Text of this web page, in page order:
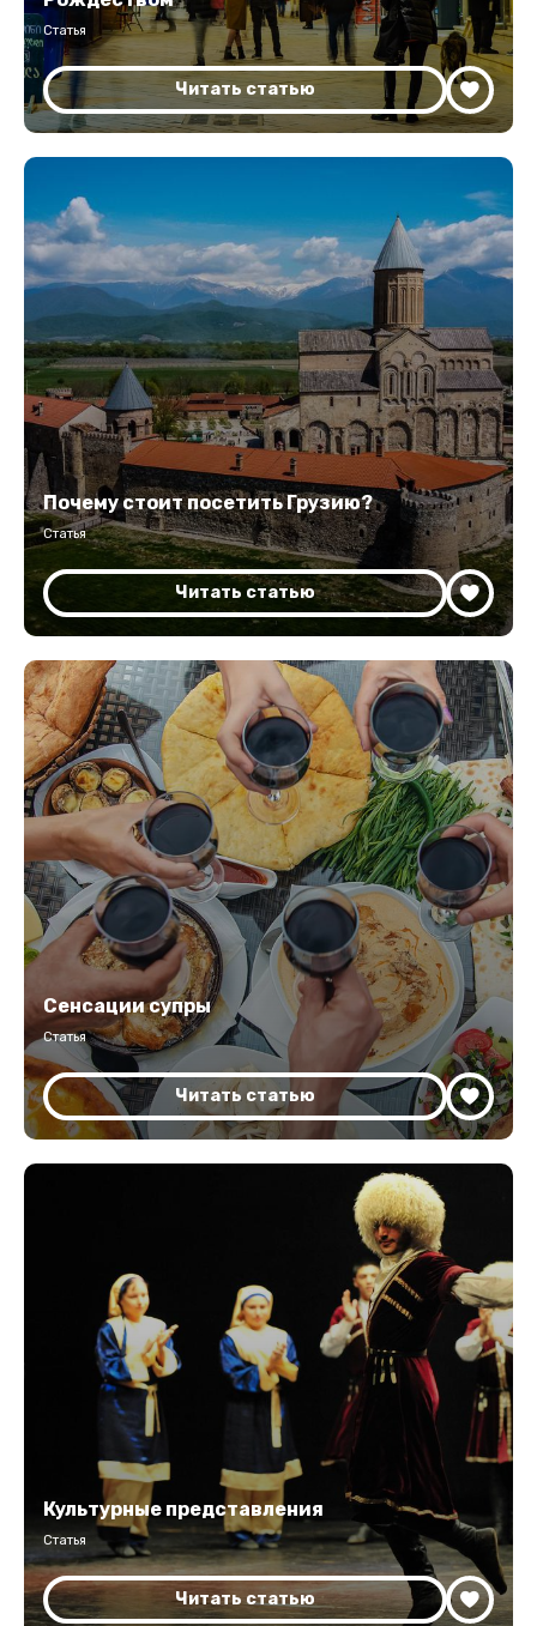
Статья
Читать статью
Почему стоит посетить Грузию?
Статья
Читать статью
Сенсации супры
Статья
Читать статью
Культурные представления
Статья
Читать статью